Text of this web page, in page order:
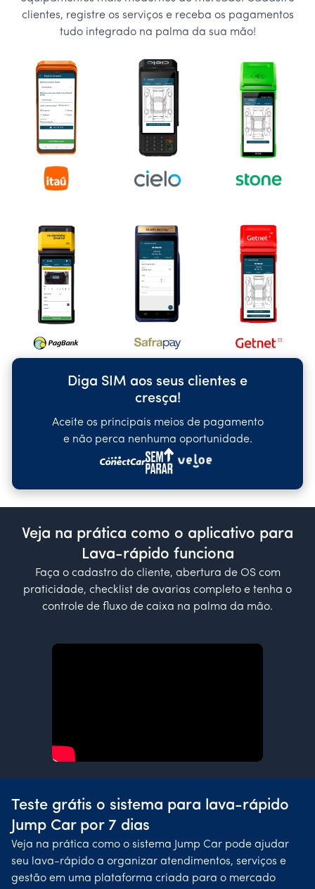
clientes, registre os serviços e receba os pagamentos
tudo integrado na palma da sua mão!
Diga SIM aos seus clientes e
cresça!
Aceite os principais meios de pagamento
e não perca nenhuma oportunidade.
Veja na prática como o aplicativo para
Lava-rápido funciona
Faça o cadastro do cliente, abertura de OS com
praticidade, checklist de avarias completo e tenha o
controle de fluxo de caixa na palma da mão.
Teste grátis o sistema para lava-rápido
Jump Car por 7 dias
Veja na prática como o sistema Jump Car pode ajudar
seu lava-rápido a organizar atendimentos, serviços e
gestão em uma plataforma criada para o mercado